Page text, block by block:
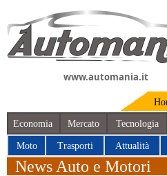
www.automania.it
Economia Mercato Tecnologia
Moto Trasporti Attualità
News Auto e Motori